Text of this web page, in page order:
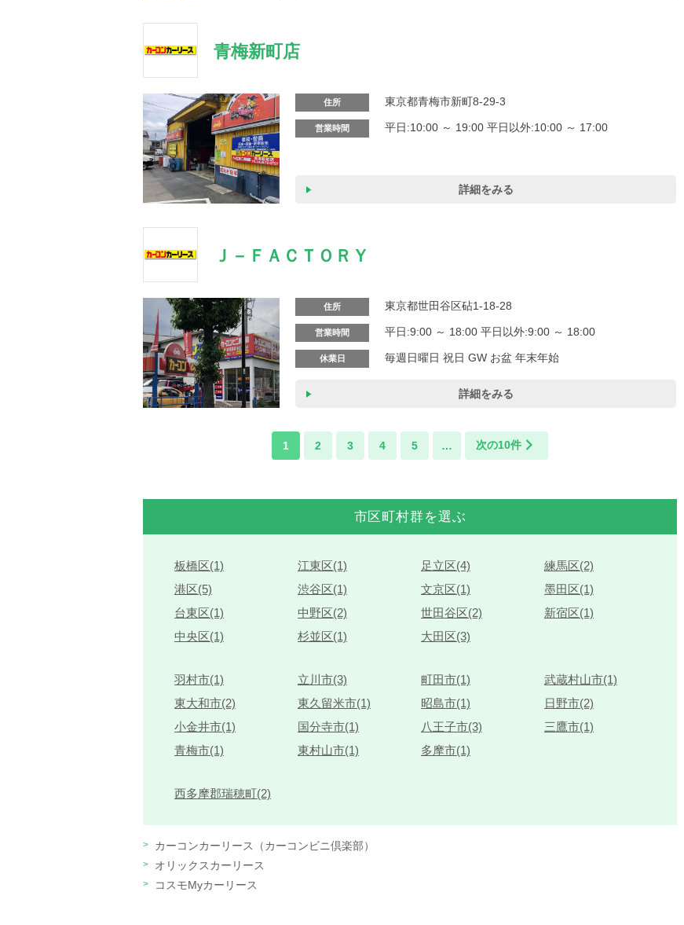
青梅新町店
住所 東京都青梅市新町8-29-3
営業時間 平日:10:00 ～ 19:00 平日以外:10:00 ～ 17:00
詳細をみる
Ｊ－ＦＡＣＴＯＲＹ
住所 東京都世田谷区砧1-18-28
営業時間 平日:9:00 ～ 18:00 平日以外:9:00 ～ 18:00
休業日 毎週日曜日 祝日 GW お盆 年末年始
詳細をみる
1 2 3 4 5 … 次の10件
市区町村群を選ぶ
板橋区(1) 江東区(1) 足立区(4)
練馬区(2)
港区(5)
渋谷区(1) 文京区(1)
墨田区(1)
台東区(1)
中野区(2) 世田谷区(2)
新宿区(1)
中央区(1)
杉並区(1) 大田区(3)
羽村市(1) 立川市(3) 町田市(1)
武蔵村山市(1)
東大和市(2)
東久留米市(1) 昭島市(1)
日野市(2)
小金井市(1)
国分寺市(1) 八王子市(3)
三鷹市(1)
青梅市(1)
東村山市(1) 多摩市(1)
西多摩郡瑞穂町(2)
カーコンカーリース（カーコンビニ倶楽部）
オリックスカーリース
コスモMyカーリース